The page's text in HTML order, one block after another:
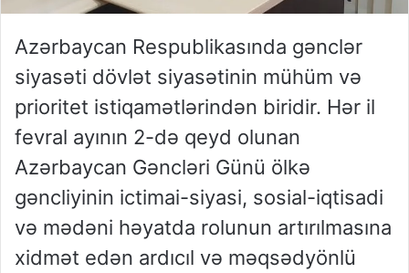
Azərbaycan Respublikasında gənclər
siyasəti dövlət siyasətinin mühüm və
prioritet istiqamətlərindən biridir. Hər il
fevral ayının 2-də qeyd olunan
Azərbaycan Gəncləri Günü ölkə
gəncliyinin ictimai-siyasi, sosial-iqtisadi
və mədəni həyatda rolunun artırılmasına
xidmət edən ardıcıl və məqsədyönlü